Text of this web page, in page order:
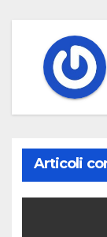
Articoli